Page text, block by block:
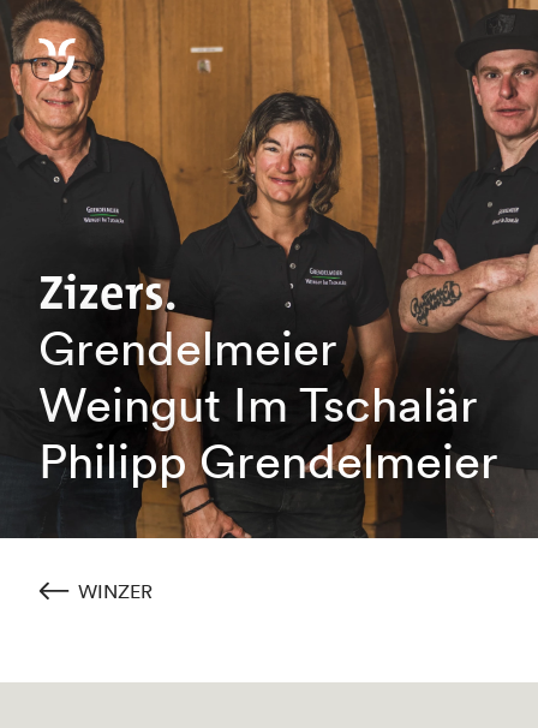
Zizers.
Grendelmeier
Weingut Im Tschalär
Philipp Grendelmeier
WINZER